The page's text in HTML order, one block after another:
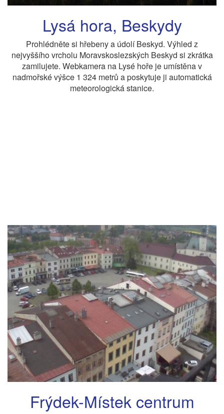
Lysá hora, Beskydy
Prohlédněte si hřebeny a údolí Beskyd. Výhled z
nejvyššího vrcholu Moravskoslezských Beskyd si zkrátka
zamilujete. Webkamera na Lysé hoře je umístěna v
nadmořské výšce 1 324 metrů a poskytuje ji automatická
meteorologická stanice.
Frýdek-Místek centrum